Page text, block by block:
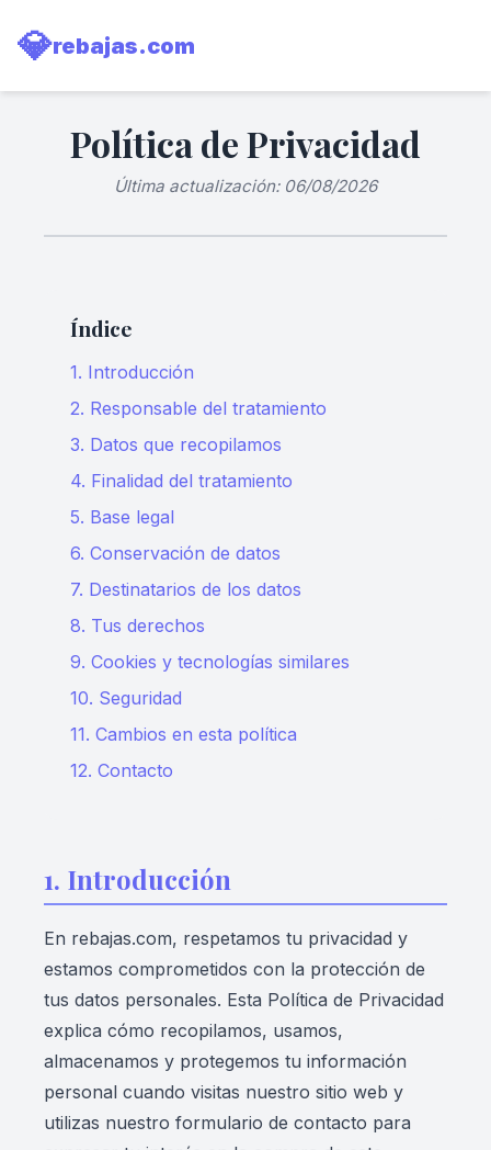
💎rebajas.com
Política de Privacidad
Última actualización: 06/08/2026
Índice
1. Introducción
2. Responsable del tratamiento
3. Datos que recopilamos
4. Finalidad del tratamiento
5. Base legal
6. Conservación de datos
7. Destinatarios de los datos
8. Tus derechos
9. Cookies y tecnologías similares
10. Seguridad
11. Cambios en esta política
12. Contacto
1. Introducción
En rebajas.com, respetamos tu privacidad y
estamos comprometidos con la protección de
tus datos personales. Esta Política de Privacidad
explica cómo recopilamos, usamos,
almacenamos y protegemos tu información
personal cuando visitas nuestro sitio web y
utilizas nuestro formulario de contacto para